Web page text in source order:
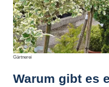
Gärtnerei
Warum gibt es